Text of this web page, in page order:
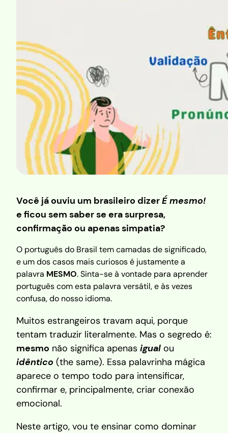
Você já ouviu um brasileiro dizerÉ mesmo!
e ficou sem saber se era surpresa,
confirmação ou apenas simpatia?
O português do Brasil tem camadas de significado,
e um dos casos mais curiosos é justamente a
palavra MESMO. Sinta-se à vontade para aprender
português com esta palavra versátil, e às vezes
confusa, do nosso idioma.
Muitos estrangeiros travam aqui, porque
tentam traduzir literalmente. Mas o segredo é:
mesmo não significa apenas igual ou
idêntico (the same). Essa palavrinha mágica
aparece o tempo todo para intensificar,
confirmar e, principalmente, criar conexão
emocional.
Neste artigo, vou te ensinar como dominar